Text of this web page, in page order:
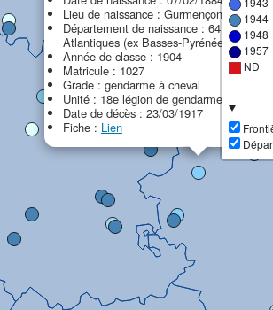
Lieu de naissance : Gurmençon
Département de naissance : 64 - Pyrénées-
Atlantiques (ex Basses-Pyrénées)
Année de classe : 1904
Matricule : 1027
Grade : gendarme à cheval
Unité : 18e légion de gendarmerie (18e
Date de décès : 23/03/1917
Fiche : Lien
1944
1948
1957
ND